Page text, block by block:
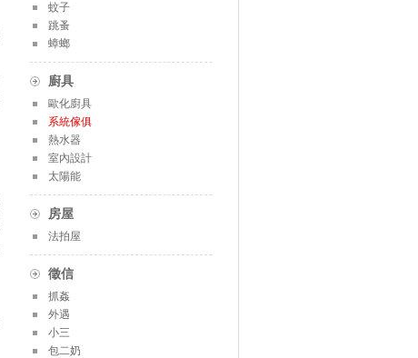
蚊子
跳蚤
蟑螂
廚具
歐化廚具
系統傢俱
熱水器
室內設計
太陽能
房屋
法拍屋
徵信
抓姦
外遇
小三
包二奶